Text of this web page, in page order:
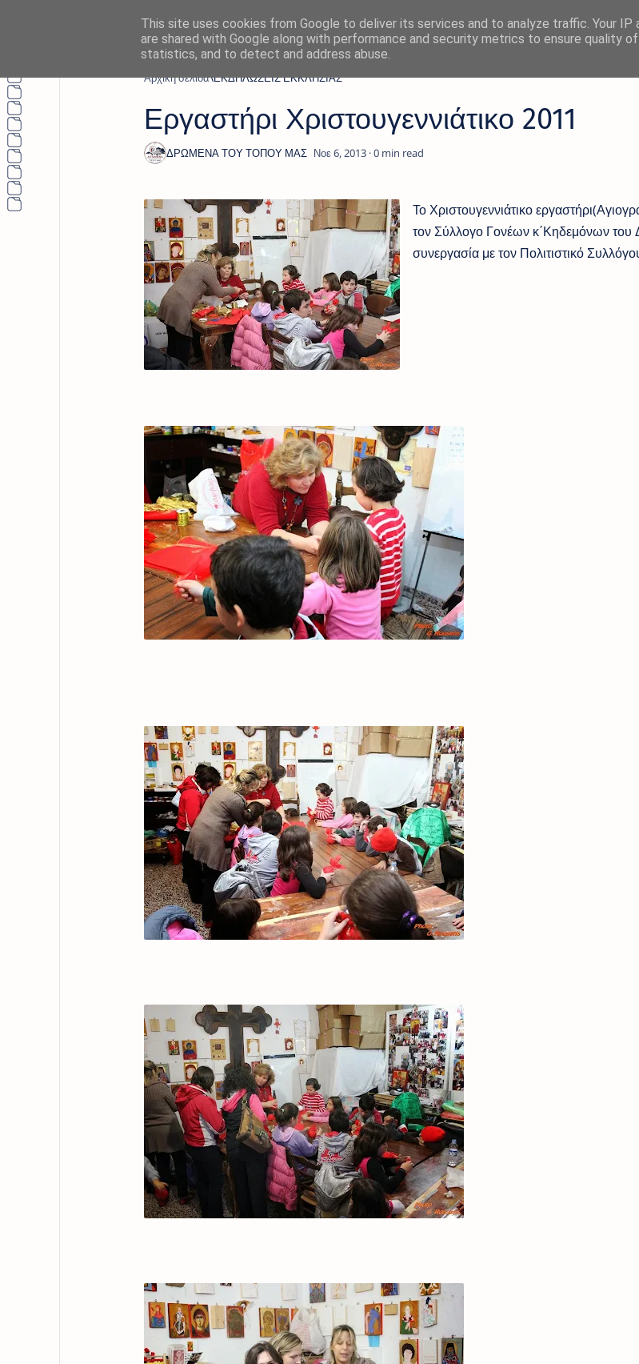
Αρχική σελίδα ΕΚΔΗΛΩΣΕΙΣ ΕΚΚΛΗΣΙΑΣ
Εργαστήρι Χριστουγεννιάτικο 2011
0
Το Χριστουγεννιάτικο
τον Σύλλογο Γονέων κ΄Κηδεμόνων
συνεργασία με τον Πολιτιστικό
This site uses cookies from Google to deliver its services and to analyze traffic. Your IP
are shared with Google along with performance and security metrics to ensure quality
statistics, and to detect and address abuse.